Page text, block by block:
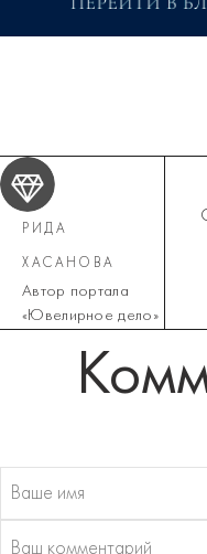
РИДА
ХАСАНОВА
Автор портала
«Ювелирное дело»